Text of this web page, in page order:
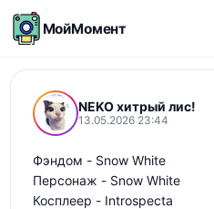
МойМомент
NEKO хитрый лис!
13.05.2026 23:44
Фэндом - Snow White
Персонаж - Snow White
Косплеер - Introspecta